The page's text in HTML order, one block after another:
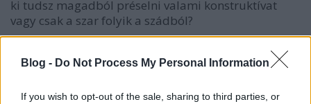
Blog - Do Not Process My Personal Information
If you wish to opt-out of the sale, sharing to third parties, or
ki tudsz magadból préselni valami konstruktívat
vagy csak a szar folyik a szádból?
14 éve